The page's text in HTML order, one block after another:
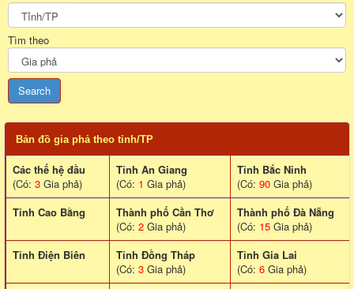
Tìm theo
Bản đồ gia phả theo tỉnh/TP
Các thế hệ đầu
(Có: 3 Gia phả)
Tỉnh An Giang
(Có: 1 Gia phả)
Tỉnh Bắc Ninh
(Có: 90 Gia phả)
Tỉnh Cao Bằng
Thành phố Cần Thơ
(Có: 2 Gia phả)
Thành phố Đà Nẵng
(Có: 15 Gia phả)
Tỉnh Điện Biên
Tỉnh Đồng Tháp
(Có: 3 Gia phả)
Tỉnh Gia Lai
(Có: 6 Gia phả)